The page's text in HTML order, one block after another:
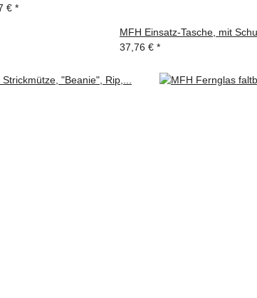
€ *
MFH Einsatz-Tasche, mit
37,76 € *